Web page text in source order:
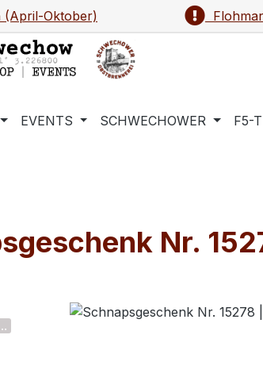
springen
(April-Oktober)
EVENTS SCHWECHOWER F5-
Nr.